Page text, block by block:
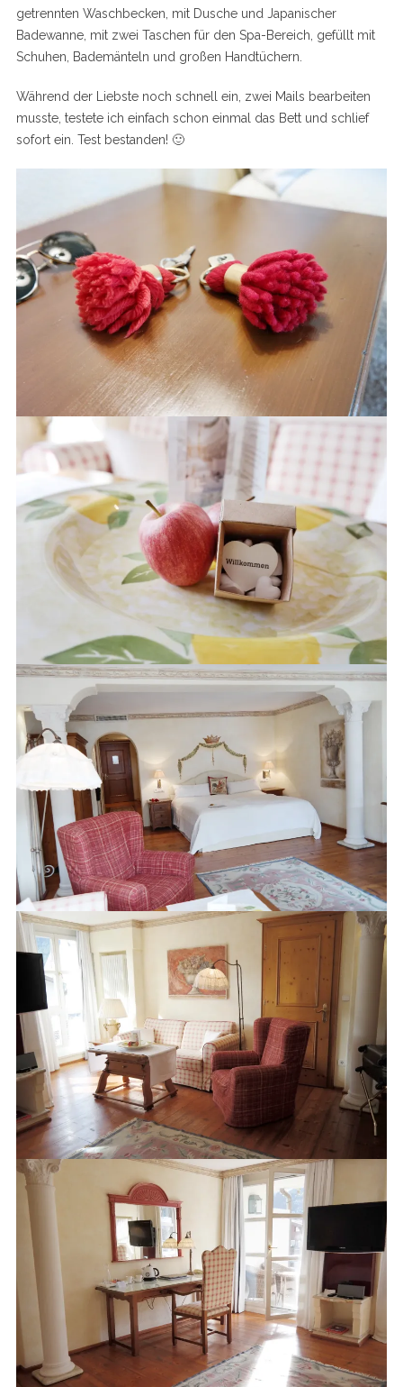
getrennten Waschbecken, mit Dusche und Japanischer
Badewanne, mit zwei Taschen für den Spa-Bereich, gefüllt mit
Schuhen, Bademänteln und großen Handtüchern.
Während der Liebste noch schnell ein, zwei Mails bearbeiten
musste, testete ich einfach schon einmal das Bett und schlief
sofort ein. Test bestanden! 🙂